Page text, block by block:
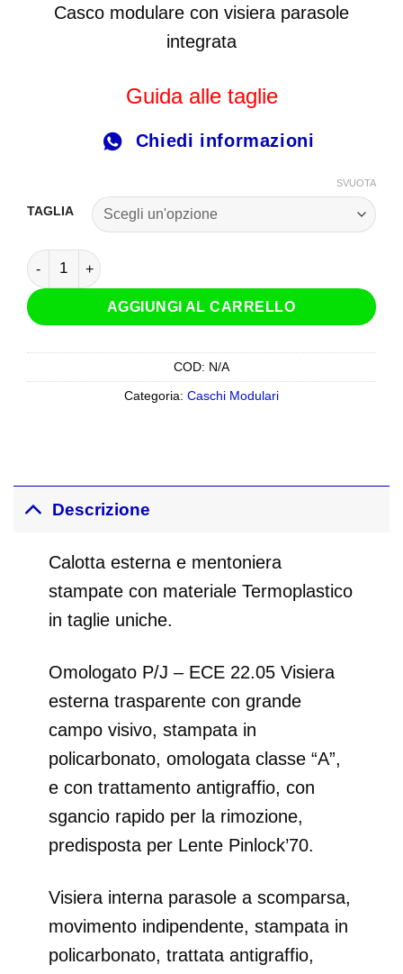
originale
era:
attuale
Casco modulare con visiera parasole
integrata
Guida alle taglie
Chiedi informazioni
TAGLIA
SVUOTA
Casco Modulare MPH Raptor Bianco quantità
AGGIUNGI AL CARRELLO
COD: N/A
Categoria: Caschi Modulari
Descrizione
Calotta esterna e mentoniera
stampate con materiale Termoplastico
in taglie uniche.
Omologato P/J – ECE 22.05 Visiera
esterna trasparente con grande
campo visivo, stampata in
policarbonato, omologata classe “A”,
e con trattamento antigraffio, con
sgancio rapido per la rimozione,
predisposta per Lente Pinlock’70.
Visiera interna parasole a scomparsa,
movimento indipendente, stampata in
policarbonato, trattata antigraffio,